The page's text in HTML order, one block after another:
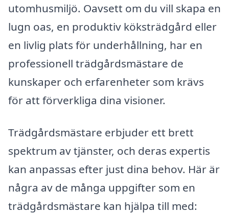
utomhusmiljö. Oavsett om du vill skapa en
lugn oas, en produktiv köksträdgård eller
en livlig plats för underhållning, har en
professionell trädgårdsmästare de
kunskaper och erfarenheter som krävs
för att förverkliga dina visioner.
Trädgårdsmästare erbjuder ett brett
spektrum av tjänster, och deras expertis
kan anpassas efter just dina behov. Här är
några av de många uppgifter som en
trädgårdsmästare kan hjälpa till med: